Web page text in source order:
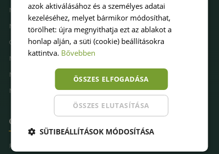
Műfű kertbe
Műfű teraszra
Családbarát műfű
Műfű kutyásoknak
Műfűves sportpálya
Műfű játszótérre
Oldaltérkép
Főoldal
azok aktiválásához és a személyes adatai
kezeléséhez, melyet bármikor módosíthat,
törölhet: újra megnyithatja ezt az ablakot a
honlap alján, a süti (cookie) beállításokra
kattintva. Bővebben
ÖSSZES ELFOGADÁSA
ÖSSZES ELUTASÍTÁSA
SÜTIBEÁLLÍTÁSOK MÓDOSÍTÁSA